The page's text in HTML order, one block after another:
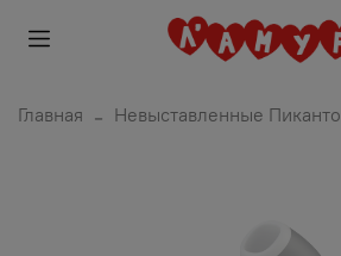
Главная Невыставленные Пиканто